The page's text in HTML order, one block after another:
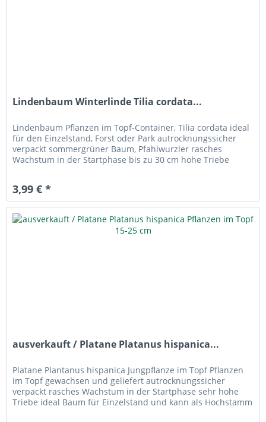
Lindenbaum Winterlinde Tilia cordata...
Lindenbaum Pflanzen im Topf-Container, Tilia cordata ideal
für den Einzelstand, Forst oder Park autrocknungssicher
verpackt sommergrüner Baum, Pfahlwurzler rasches
Wachstum in der Startphase bis zu 30 cm hohe Triebe
3,99 € *
ausverkauft / Platane Platanus hispanica...
Platane Plantanus hispanica Jungpflanze im Topf Pflanzen
im Topf gewachsen und geliefert autrocknungssicher
verpackt rasches Wachstum in der Startphase sehr hohe
Triebe ideal Baum für Einzelstand und kann als Hochstamm